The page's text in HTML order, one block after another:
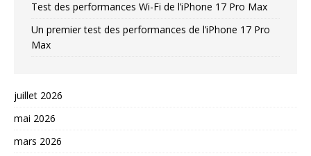
Test des performances Wi-Fi de l’iPhone 17 Pro Max
Un premier test des performances de l’iPhone 17 Pro
Max
juillet 2026
mai 2026
mars 2026